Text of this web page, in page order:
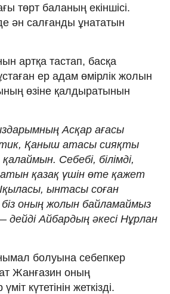
төрт баланың екіншісі.
ән салғанды ұнататын
артқа тастап, басқа
ер адам өмірлік жолын
өзіне қалдыратынын
Асқар ағасы
Қаныш атасы сияқты
Себебі, білімді,
қазақ үшін өте қажет
ынтасы соған
оның жолын байламаймыз
Айбардың әкесі Нұрлан
болуына себепкер
Жанғазин оның
күтетінін жеткізді.